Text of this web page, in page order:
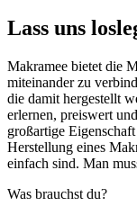
Lass uns
Makramee bietet die
miteinander zu
die damit hergestellt
erlernen, preiswert
großartige
Herstellung eines
einfach sind. Man
Was brauchst du?